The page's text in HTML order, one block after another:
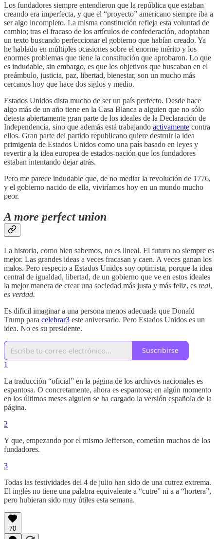
Los fundadores siempre entendieron que la república que estaban
creando era imperfecta, y que el “proyecto” americano siempre iba a
ser algo incompleto. La misma constitución refleja esta voluntad de
cambio; tras el fracaso de los artículos de confederación, adoptaban
un texto buscando perfeccionar el gobierno que habían creado. Ya
he hablado en múltiples ocasiones sobre el enorme mérito y los
enormes problemas que tiene la constitución que aprobaron. Lo que
es indudable, sin embargo, es que los objetivos que buscaban en el
preámbulo, justicia, paz, libertad, bienestar, son un mucho más
cercanos hoy que hace dos siglos y medio.
Estados Unidos dista mucho de ser un país perfecto. Desde hace
algo más de un año tiene en la Casa Blanca a alguien que no sólo
detesta abiertamente gran parte de los ideales de la Declaración de
Independencia, sino que además está trabajando activamente contra
ellos. Gran parte del partido republicano quiere destruir la idea
primigenia de Estados Unidos como una país basado en leyes y
revertir a la idea europea de estados-nación que los fundadores
estaban intentando dejar atrás.
Pero me parece indudable que, de no mediar la revolución de 1776,
y el gobierno nacido de ella, viviríamos hoy en un mundo mucho
peor.
A more perfect union
La historia, como bien sabemos, no es lineal. El futuro no siempre es
mejor. Las grandes ideas a veces fracasan y caen. A veces ganan los
malos. Pero respecto a Estados Unidos soy optimista, porque la idea
central de igualdad, libertad, de un gobierno que ve en estos ideales
la mejor manera de crear una sociedad más justa y más feliz, es real,
es verdad.
Es difícil imaginar a una persona menos adecuada que Donald
Trump para celebrar3 este aniversario. Pero Estados Unidos es un
idea. No es su presidente.
Suscribirse
1
La traducción “oficial” en la página de los archivos nacionales es
espantosa. O concretamente, ahora es espantosa; en algún momento
en los últimos meses alguien se ha cargado la versión española de la
página.
2
Y que, empezando por el mismo Jefferson, cometían muchos de los
fundadores.
3
Todas las festividades del 4 de julio han sido de una cutrez extrema.
El inglés no tiene una palabra equivalente a “cutre” ni a a “hortera”,
pero hubieran sido muy útiles esta semana.
70